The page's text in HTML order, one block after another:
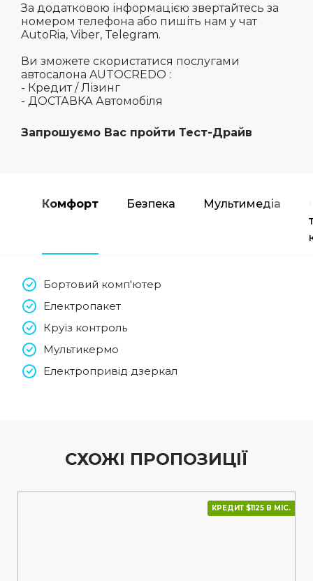
За додатковою інформацією звертайтесь за
номером телефона або пишіть нам у чат
AutoRia, Viber, Telegram.
Ви зможете скористатися послугами
автосалона AUTOCREDO :
- Кредит / Лізинг
- ДОСТАВКА Автомобіля
Запрошуємо Вас пройти Тест-Драйв
Комфорт Безпека Мультимедіа
Бортовий комп'ютер
Електропакет
Круїз контроль
Мультикермо
Електропривід дзеркал
СХОЖІ ПРОПОЗИЦІЇ
КРЕДИТ $1125 В МІС.